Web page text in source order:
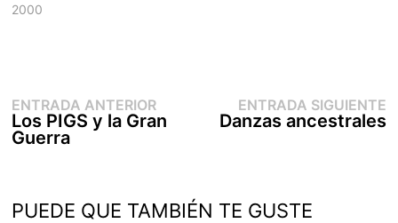
2000
Navegación
de
entradas
ENTRADA ANTERIOREntrada
anterior:
Los PIGS y la Gran
Guerra
ENTRADA SIGUIENTE
Danzas ancestrales
PUEDE QUE TAMBIÉN TE GUSTE